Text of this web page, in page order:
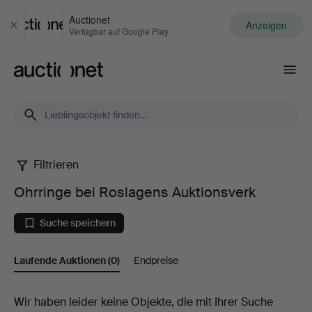
Schließen
Auctionet
Verfügbar auf Google Play Anzeigen
Ohrringe
bei
Roslagens
Auktionsverk
Filtrieren
Ohrringe bei Roslagens Auktionsverk
Suche speichern
Laufende Auktionen(0) Endpreise
Laufende
Wir haben leider keine Objekte, die mit Ihrer Suche